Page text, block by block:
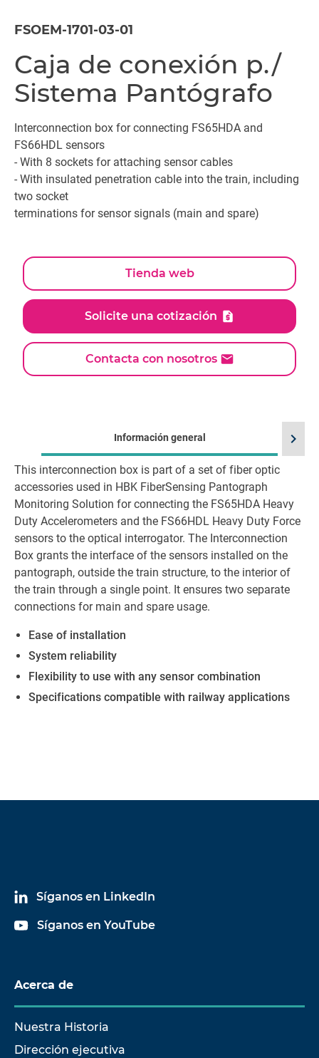
FSOEM-1701-03-01
Caja de conexión p./
Sistema Pantógrafo
Interconnection box for connecting FS65HDA and
FS66HDL sensors
- With 8 sockets for attaching sensor cables
- With insulated penetration cable into the train, including
two socket
terminations for sensor signals (main and spare)
Tienda web
Solicite una cotización
Contacta con nosotros
Información general
This interconnection box is part of a set of fiber optic
accessories used in HBK FiberSensing Pantograph
Monitoring Solution for connecting the FS65HDA Heavy
Duty Accelerometers and the FS66HDL Heavy Duty Force
sensors to the optical interrogator. The Interconnection
Box grants the interface of the sensors installed on the
pantograph, outside the train structure, to the interior of
the train through a single point. It ensures two separate
connections for main and spare usage.
Ease of installation
System reliability
Flexibility to use with any sensor combination
Specifications compatible with railway applications
chevron_right
Síganos en LinkedIn
Síganos en YouTube
Acerca de
Nuestra Historia
Dirección ejecutiva